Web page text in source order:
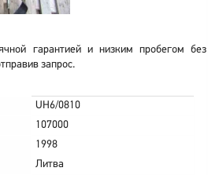
гарантией и низким пробегом без
запрос.
UH6/0810
107000
1998
Литва